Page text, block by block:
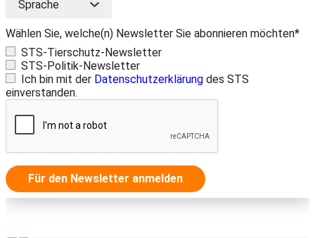
Wählen Sie, welche(n) Newsletter Sie abonnieren möchten*
STS-Tierschutz-Newsletter
STS-Politik-Newsletter
Ich bin mit der Datenschutzerklärung des STS
einverstanden.
Für den Newsletter anmelden